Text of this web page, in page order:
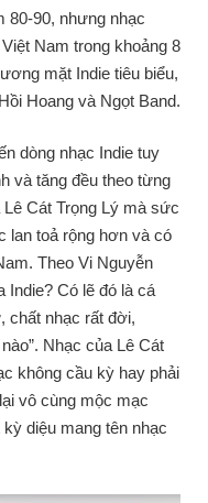
80-90, nhưng nhạc
Nam trong khoảng 8
mặt Indie tiêu biểu,
Hoang và Ngọt Band.
dòng nhạc Indie tuy
và tăng đều theo từng
Cát Trọng Lý mà sức
lan toả rộng hơn và có
Theo Vi Nguyễn
Indie? Có lẽ đó là cá
chất nhạc rất đời,
Nhạc của Lê Cát
không cầu kỳ hay phải
vô cùng mộc mạc
diệu mang tên nhạc